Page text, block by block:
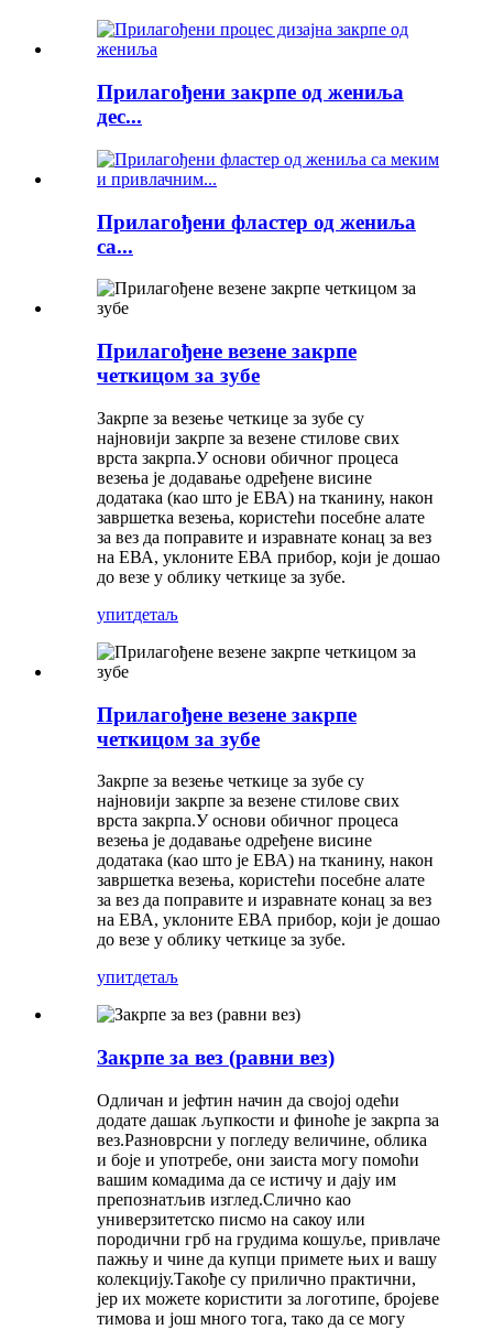
Прилагођени закрпе од жениља
дес...
Прилагођени фластер од жениља
са...
Прилагођене везене закрпе
четкицом за зубе
Закрпе за везење четкице за зубе су
најновији закрпе за везене стилове свих
врста закрпа.У основи обичног процеса
везења је додавање одређене висине
додатака (као што је ЕВА) на тканину, након
завршетка везења, користећи посебне алате
за вез да поправите и изравнате конац за вез
на ЕВА, уклоните ЕВА прибор, који је дошао
до везе у облику четкице за зубе.
упитдетаљ
Прилагођене везене закрпе
четкицом за зубе
Закрпе за везење четкице за зубе су
најновији закрпе за везене стилове свих
врста закрпа.У основи обичног процеса
везења је додавање одређене висине
додатака (као што је ЕВА) на тканину, након
завршетка везења, користећи посебне алате
за вез да поправите и изравнате конац за вез
на ЕВА, уклоните ЕВА прибор, који је дошао
до везе у облику четкице за зубе.
упитдетаљ
Закрпе за вез (равни вез)
Одличан и јефтин начин да својој одећи
додате дашак љупкости и финоће је закрпа за
вез.Разноврсни у погледу величине, облика
и боје и употребе, они заиста могу помоћи
вашим комадима да се истичу и дају им
препознатљив изглед.Слично као
универзитетско писмо на сакоу или
породични грб на грудима кошуље, привлаче
пажњу и чине да купци примете њих и вашу
колекцију.Такође су прилично практични,
јер их можете користити за логотипе, бројеве
тимова и још много тога, тако да се могу